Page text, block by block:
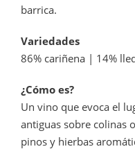
d
barrica.
Variedades
86% cariñena | 14%
¿Cómo es?
Un vino que evoca el
antiguas sobre colinas
pinos y hierbas